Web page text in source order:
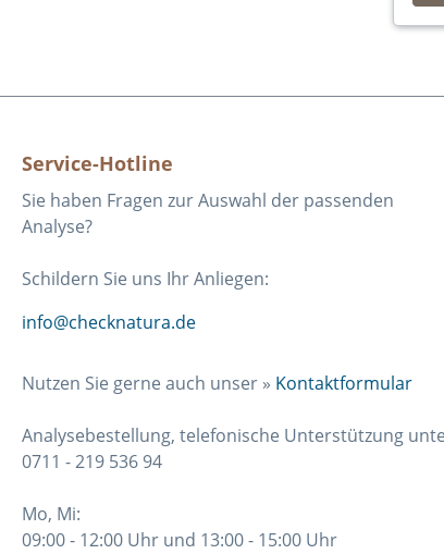
Service-Hotline
Sie haben Fragen zur Auswahl der passenden
Analyse?
Schildern Sie uns Ihr Anliegen:
info@checknatura.de
Nutzen Sie gerne auch unser » Kontaktformular
Analysebestellung, telefonische Unterstützung
0711 - 219 536 94
Mo, Mi:
09:00 - 12:00 Uhr und 13:00 - 15:00 Uhr